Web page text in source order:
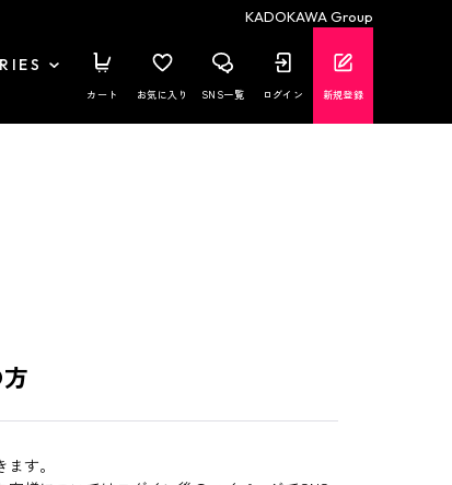
KADOKAWA Group
カート お気に入り SNS一覧 ログイン 新規登録
す。